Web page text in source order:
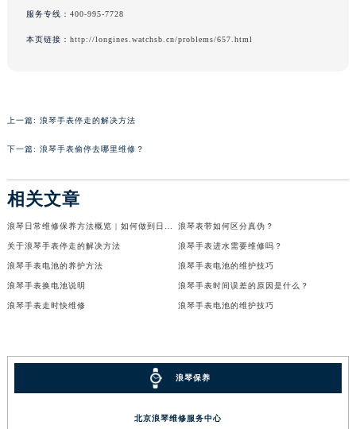
服务专线： 400-995-7728
本页链接： http://longines.watchsb.cn/problems/657.html
上一篇: 浪琴手表停走的解决方法
下一篇: 浪琴手表偷停去哪里维修？
相关文章
浪琴表带如何区分真伪？
关于浪琴手表停走的解决方法 浪琴手表进水需要维修吗？
浪琴手表电池的养护方法 浪琴手表电池的维护技巧
浪琴手表换电池说明 浪琴手表时间误差的原因是什么？
浪琴手表走时快维修 浪琴手表电池的维护技巧
浪琴保养
北京浪琴维修服务中心